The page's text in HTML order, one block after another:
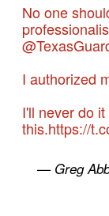
No one
I authorized
I'll never do
this.https://
— Greg